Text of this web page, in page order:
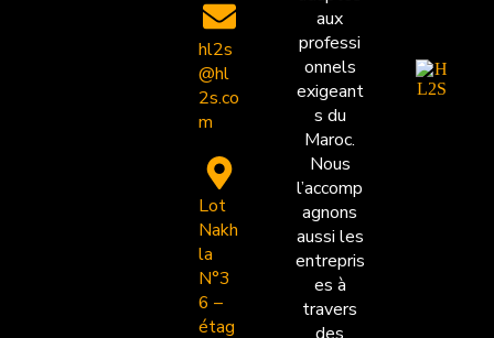
aux
professi
onnels
exigeant
s du
Maroc.
Nous
l’accomp
agnons
aussi les
entrepris
es à
travers
hl2s
@hl
2s.co
m
Lot
Nakh
la
N°3
6 –
étag